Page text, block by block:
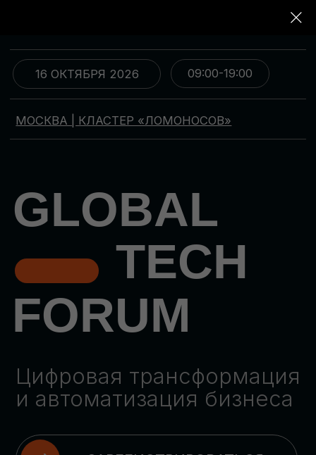
МОСКВА | КЛАСТЕР «ЛОМОНОСОВ»
GLOBAL
TECH
FORUM
Цифровая трансформация
и автоматизация бизнеса
ЗАРЕГИСТРИРОВАТЬСЯ
09:00-19:00
16 ОКТЯБРЯ 2026
ИСКУССТВЕННЫЙ ИНТЕЛЛЕКТ